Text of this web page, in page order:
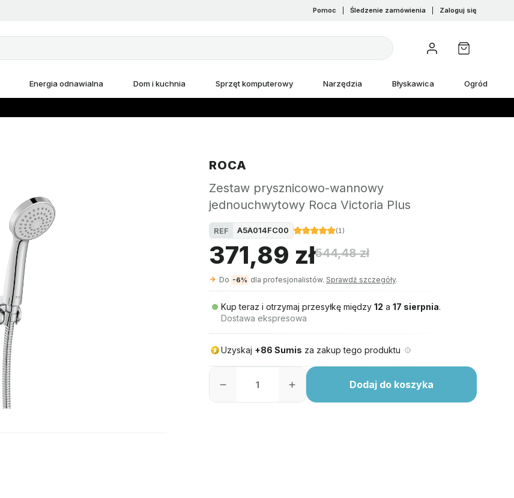
Pomoc Śledzenie zamówienia Zaloguj się
Energia odnawialna Dom i kuchnia Sprzęt komputerowy Narzędzia Błyskawica Ogród
ROCA
Zestaw prysznicowo-wannowy
jednouchwytowy Roca Victoria Plus
REF A5A014FC00 (1 )
371,89 zł544,48 zł
Do -6% dla profesjonalistów. Sprawdź szczegóły.
Kup teraz i otrzymaj przesyłkę między 12 a 17 sierpnia.
Dostawa ekspresowa
Uzyskaj +86 Sumis za zakup tego produktu
Dodaj do koszyka